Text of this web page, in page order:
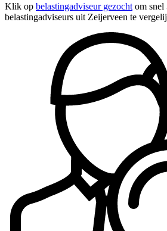
Klik op belastingadviseur gezocht om snel
belastingadviseurs uit Zeijerveen te